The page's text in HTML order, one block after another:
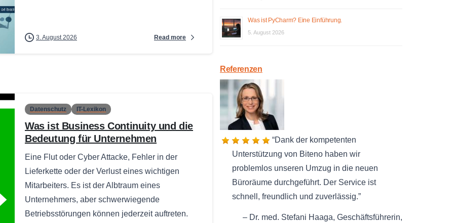
3. August 2026 Read more
Datenschutz IT-Lexikon
Was ist Business Continuity und die
Bedeutung für Unternehmen
Eine Flut oder Cyber Attacke, Fehler in der
Lieferkette oder der Verlust eines wichtigen
Mitarbeiters. Es ist der Albtraum eines
Unternehmers, aber schwerwiegende
Betriebsstörungen können jederzeit auftreten.
Was ist PyCharm? Eine Einführung.
5. August 2026
Referenzen
Dank der kompetenten
Unterstützung von Biteno haben wir
problemlos unseren Umzug in die neuen
Büroräume durchgeführt. Der Service ist
schnell, freundlich und zuverlässig.
Dr. med. Stefani Haaga Geschäftsführerin